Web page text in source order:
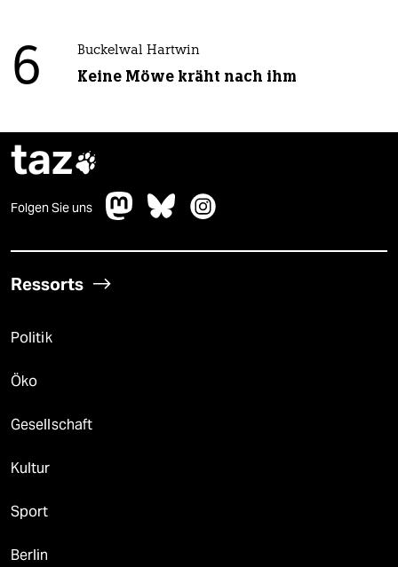
6 Buckelwal Hartwin
Keine Möwe kräht nach ihm
taz
Folgen Sie uns
Ressorts
Politik
Öko
Gesellschaft
Kultur
Sport
Berlin